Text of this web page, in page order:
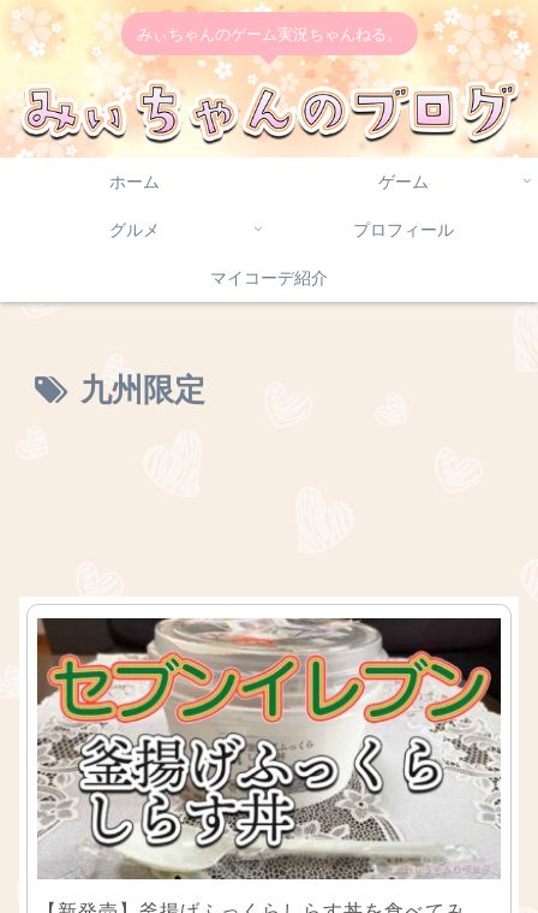
みぃちゃんのゲーム実況ちゃんねる。
ホーム ゲーム
グルメ プロフィール
マイコーデ紹介
九州限定